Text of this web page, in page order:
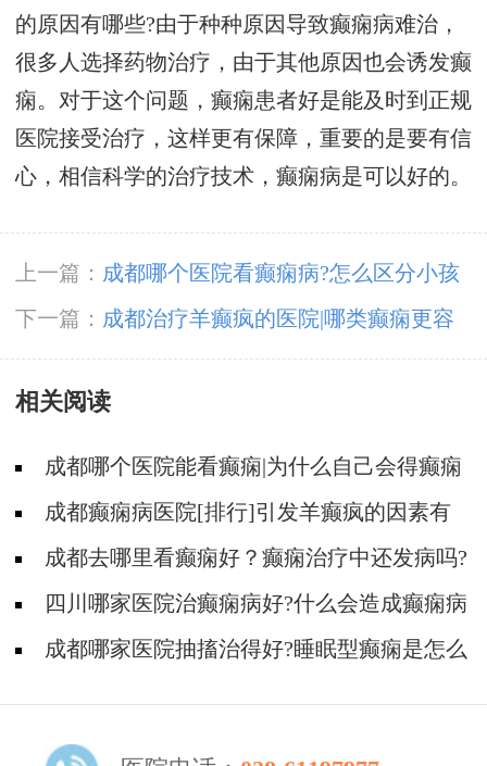
的原因有哪些?由于种种原因导致癫痫病难治，
很多人选择药物治疗，由于其他原因也会诱发癫
痫。对于这个问题，癫痫患者好是能及时到正规
医院接受治疗，这样更有保障，重要的是要有信
心，相信科学的治疗技术，癫痫病是可以好的。
上一篇： 成都哪个医院看癫痫病?怎么区分小孩
假性癫痫发作与癫痫发作?
下一篇： 成都治疗羊癫疯的医院|哪类癫痫更容
易遗传?
相关阅读
成都哪个医院能看癫痫|为什么自己会得癫痫
病?成都癫痫病医院[排行]引发羊癫疯的因素有
哪些?成都去哪里看癫痫好？癫痫治疗中还发病吗?
四川哪家医院治癫痫病好?什么会造成癫痫病
反复发作?
成都哪家医院抽搐治得好?睡眠型癫痫是怎么